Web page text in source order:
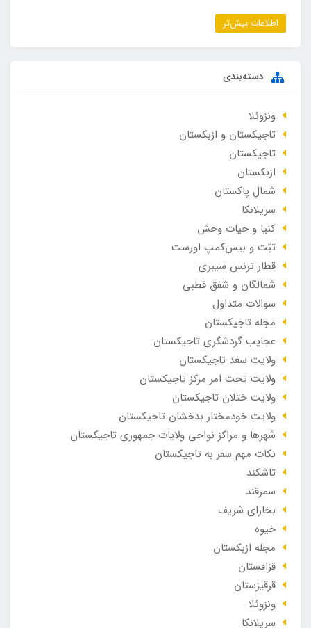
اطلاعات بیش‌تر
دسته‌بندی
ونزوئلا
تاجیکستان و ازبکستان
تاجیکستان
ازبکستان
شمال پاکستان
سریلانکا
کنیا و حیات وحش
تبّت و بیس‌کمپ اورست
قطار ترنس سیبری
شمالگان و شفق قطبی
سوالات متداول
مجله تاجیکستان
عجایب گردشگری تاجیکستان
ولایت سغد تاجیکستان
ولایت تحت امر مرکز تاجیکستان
ولایت ختلان تاجیکستان
ولایت خودمختار بدخشان تاجیکستان
شهرها و مراکز نواحی ولایات جمهوری تاجیکستان
نکات مهم سفر به تاجیکستان
تاشکند
سمرقند
بخارای شریف
خیوه
مجله ازبکستان
قزاقستان
قرقیزستان
ونزوئلا
سریلانکا